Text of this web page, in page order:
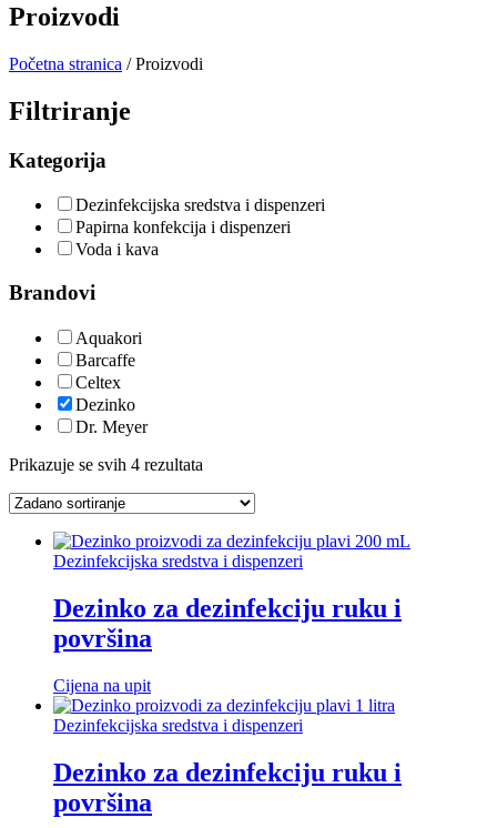
Proizvodi
Početna stranica / Proizvodi
Filtriranje
Kategorija
Dezinfekcijska sredstva i dispenzeri
Papirna konfekcija i dispenzeri
Voda i kava
Brandovi
Aquakori
Barcaffe
Celtex
Dezinko
Dr. Meyer
Prikazuje se svih 4 rezultata
Dezinfekcijska sredstva i dispenzeri
Dezinko za dezinfekciju ruku i
površina
Cijena na upit
Dezinfekcijska sredstva i dispenzeri
Dezinko za dezinfekciju ruku i
površina